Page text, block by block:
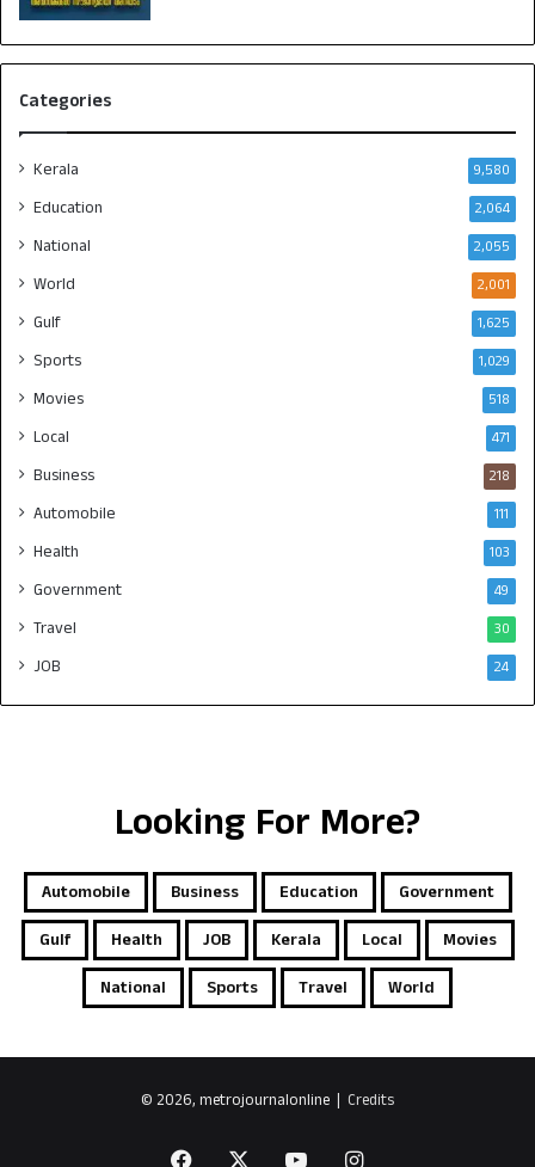
Categories
Kerala 9,580
Education 2,064
National 2,055
World 2,001
Gulf 1,625
Sports 1,029
Movies 518
Local 471
Business 218
Automobile 111
Health 103
Government 49
Travel 30
JOB 24
Looking For More?
Automobile Business Education
Government
Gulf
Health JOB Kerala Local
Movies
National
Sports Travel World
© 2026, metrojournalonline | Credits
Facebook YouTubeInstagram